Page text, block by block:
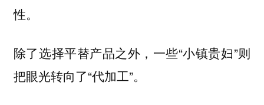
性。
除了选择平替产品之外，一些“小镇贵妇”则
把眼光转向了“代加工”。